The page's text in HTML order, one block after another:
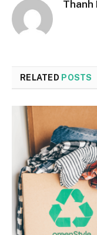
Thanh
RELATED POSTS